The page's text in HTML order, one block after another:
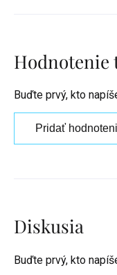
Hodnotenie
Buďte prvý, kto
Pridať
Diskusia
Buďte prvý, kto